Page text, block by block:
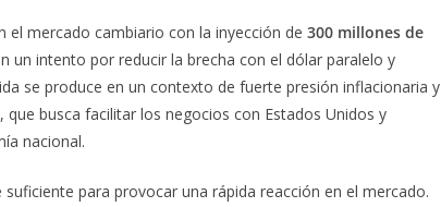
el mercado cambiario con la inyección de 300 millones de
un intento por reducir la brecha con el dólar paralelo y
se produce en un contexto de fuerte presión inflacionaria y
busca facilitar los negocios con Estados Unidos y
nacional.
para provocar una rápida reacción en el mercado.